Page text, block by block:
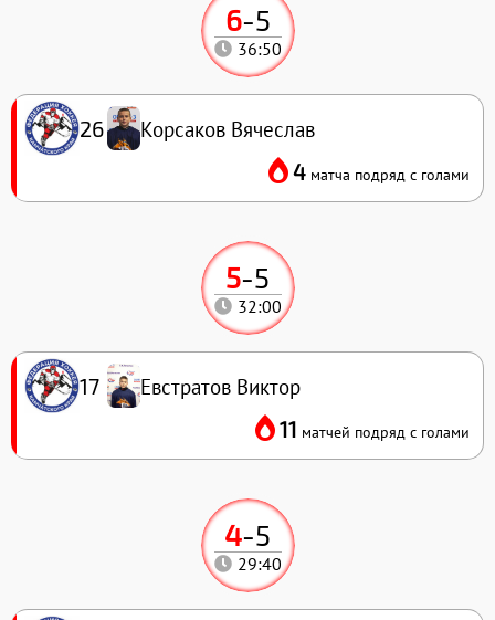
4-5
29:40
5-5
32:00
17 Евстратов Виктор
11 матчей подряд с голами
6-5
36:50
26 Корсаков Вячеслав
4 матча подряд с голами